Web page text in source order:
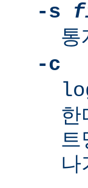
-s
통
-c
한
트
나